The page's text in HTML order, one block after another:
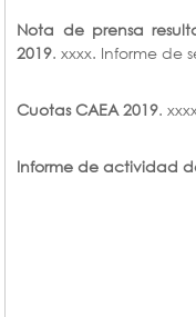
Nota de prensa
2019. xxxx. Informe de
Cuotas CAEA 2019.
Informe de actividad